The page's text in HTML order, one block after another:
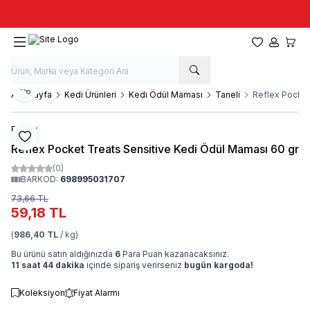
Favorilerim
Hesabım
Ana Sayfa Kedi Ürünleri Kedi Ödül Maması Taneli Reflex
Favoriye Ekle
Paylaş
Reflex
Reflex Pocket Treats Sensitive Kedi Ödül Maması 60 gr
(0)
BARKOD: 698995031707
73,66TL
59,18 TL
(986,40 TL / kg)
Bu ürünü satın aldığınızda 6 Para Puan kazanacaksınız.
11 saat 44 dakika içinde sipariş verirseniz bugün kargoda!
Koleksiyon Fiyat Alarmı